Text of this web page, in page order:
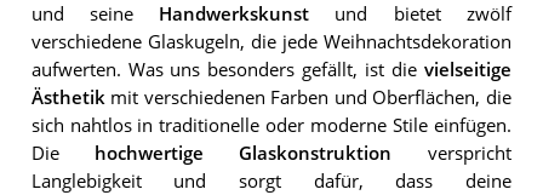
und seine Handwerkskunst und bietet zwölf
verschiedene Glaskugeln, die jede Weihnachtsdekoration
aufwerten. Was uns besonders gefällt, ist die vielseitige
Ästhetikmit verschiedenen Farben und Oberflächen, die
sich nahtlos in traditionelle oder moderne Stile einfügen.
Die hochwertige Glaskonstruktion verspricht
Langlebigkeit und sorgt dafür, dass deine